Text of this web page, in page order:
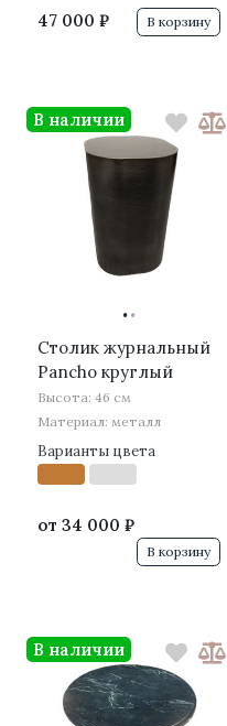
47 000 ₽ В корзину
··
Столик журнальный
Pancho круглый
Высота: 46 см
Материал: металл
Варианты цвета
от 34 000 ₽
В наличии
В корзину
В наличии